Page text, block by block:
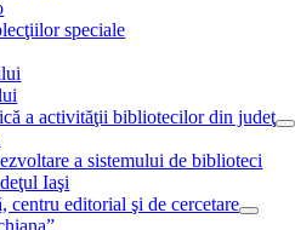
speciale
a activităţii bibliotecilor din judeţ
a sistemului de biblioteci
Iaşi
centru editorial şi de cercetare